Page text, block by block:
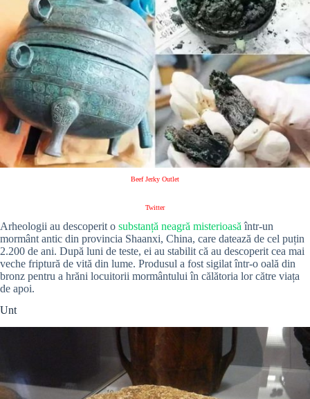
Beef Jerky Outlet
Twitter
Arheologii au descoperit o substanță neagră misterioasă într-un
mormânt antic din provincia Shaanxi, China, care datează de cel puțin
2.200 de ani. După luni de teste, ei au stabilit că au descoperit cea mai
veche friptură de vită din lume. Produsul a fost sigilat într-o oală din
bronz pentru a hrăni locuitorii mormântului în călătoria lor către viața
de apoi.
Unt